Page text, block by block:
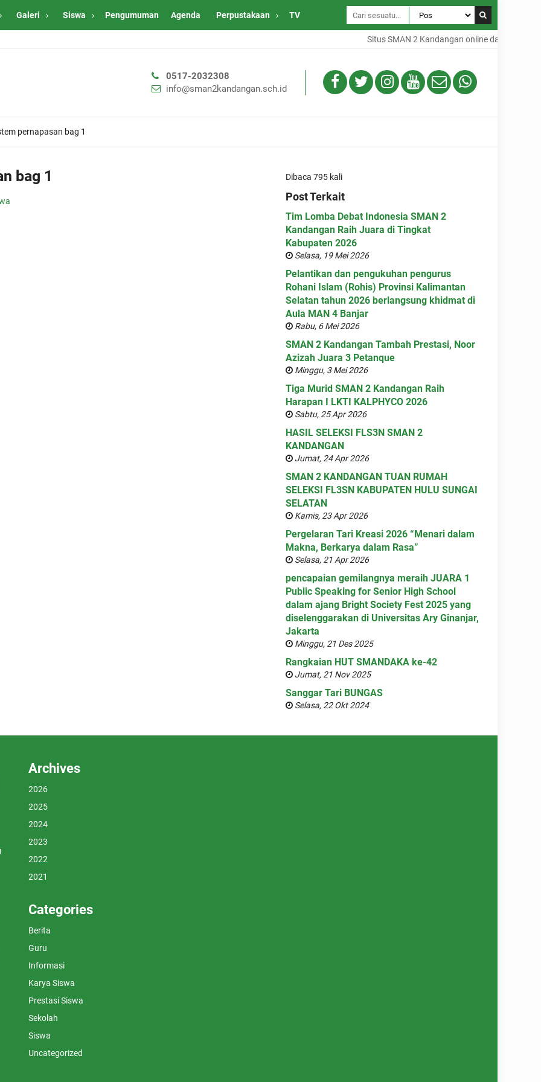
Galeri Siswa Pengumuman Agenda Perpustakaan TV
Situs SMAN 2 Kandangan online dari Desa
0517-2032308
info@sman2kandangan.sch.id
pernapasan bag 1
bag 1 Dibaca 795 kali
Post Terkait
Tim Lomba Debat Indonesia SMAN 2
Kandangan Raih Juara di Tingkat
Kabupaten 2026
Selasa, 19 Mei 2026
Pelantikan dan pengukuhan pengurus
Rohani Islam (Rohis) Provinsi Kalimantan
Selatan tahun 2026 berlangsung khidmat di
Aula MAN 4 Banjar
Rabu, 6 Mei 2026
SMAN 2 Kandangan Tambah Prestasi, Noor
Azizah Juara 3 Petanque
Minggu, 3 Mei 2026
Tiga Murid SMAN 2 Kandangan Raih
Harapan I LKTI KALPHYCO 2026
Sabtu, 25 Apr 2026
HASIL SELEKSI FLS3N SMAN 2
KANDANGAN
Jumat, 24 Apr 2026
SMAN 2 KANDANGAN TUAN RUMAH
SELEKSI FL3SN KABUPATEN HULU SUNGAI
SELATAN
Kamis, 23 Apr 2026
Pergelaran Tari Kreasi 2026 “Menari dalam
Makna, Berkarya dalam Rasa”
Selasa, 21 Apr 2026
pencapaian gemilangnya meraih JUARA 1
Public Speaking for Senior High School
dalam ajang Bright Society Fest 2025 yang
diselenggarakan di Universitas Ary Ginanjar,
Jakarta
Minggu, 21 Des 2025
Rangkaian HUT SMANDAKA ke-42
Jumat, 21 Nov 2025
Sanggar Tari BUNGAS
Selasa, 22 Okt 2024
Archives
2026
2025
2024
2023
2022
2021
Categories
Berita
Guru
Informasi
Karya Siswa
Prestasi Siswa
Sekolah
Siswa
Uncategorized